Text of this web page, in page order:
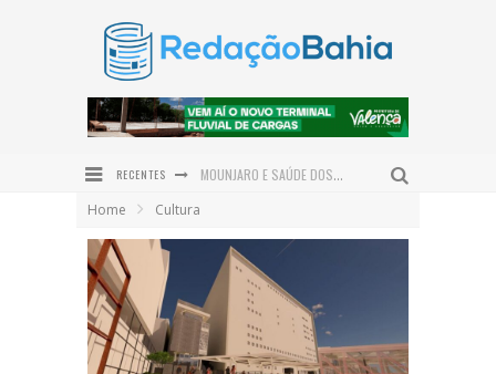
RECENTES MOUNJARO E SAÚDE DOS OLHOS: ESPECIALISTA EXPLICA OS CUIDADOS PARA QUEM TEM DIABETES
PROJETO BI-BI CAPACITA 30 EDUCADORES EM IBIPEBA PARA FORTALECER A FORMAÇÃO DE LEITORES
Home Cultura